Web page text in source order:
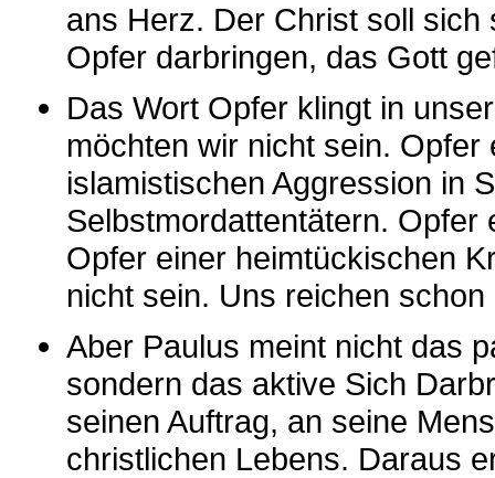
ans Herz. Der Christ soll
Opfer darbringen, das Gott
Das Wort Opfer klingt in
möchten wir nicht sein.
islamistischen Aggression in
Selbstmordattentätern.
Opfer einer heimtückischen
nicht sein. Uns reichen
Aber Paulus meint nicht das
sondern das aktive Sich
seinen Auftrag, an seine
christlichen Lebens. Daraus